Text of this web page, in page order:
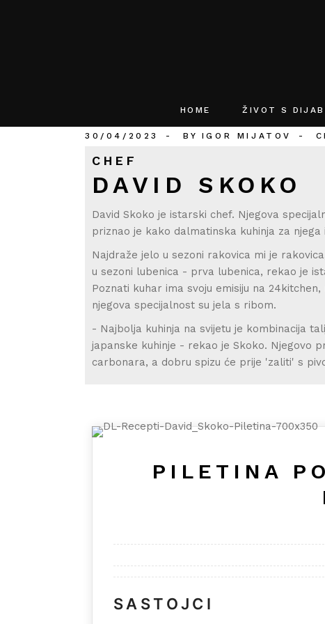
HOME ŽIVOT S
30/04/2023 BY IGOR MIJATOV
CHEF
DAVID SKOKO
David Skoko je istarski chef. Njegova
priznao je kako dalmatinska kuhinja za njega
Najdraže jelo u sezoni rakovica mi je
u sezoni lubenica - prva lubenica, rekao je
Poznati kuhar ima svoju emisiju na
njegova specijalnost su jela s ribom.
- Najbolja kuhinja na svijetu je kombinacija
japanske kuhinje - rekao je Skoko. Njegovo
carbonara, a dobru spizu će prije 'zaliti' s
PILETINA
SASTOJCI